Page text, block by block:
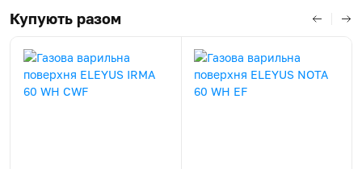
Купують разом